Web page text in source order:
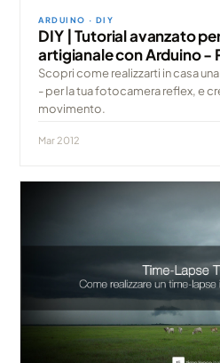
ARDUINO · DIY
DIY | Tutorial avanzato
artigianale con Arduino -
Scopri come realizzarti in casa
- per la tua fotocamera reflex, e
movimento.
Mar 2012